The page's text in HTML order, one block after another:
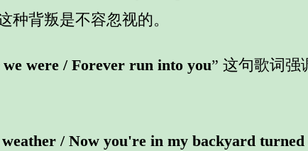
种背叛是不容忽视的。
were / Forever run into you” 这句歌词强
weather / Now you're in my backyard